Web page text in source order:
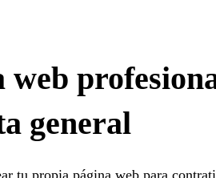
web
general
tu propia página web para